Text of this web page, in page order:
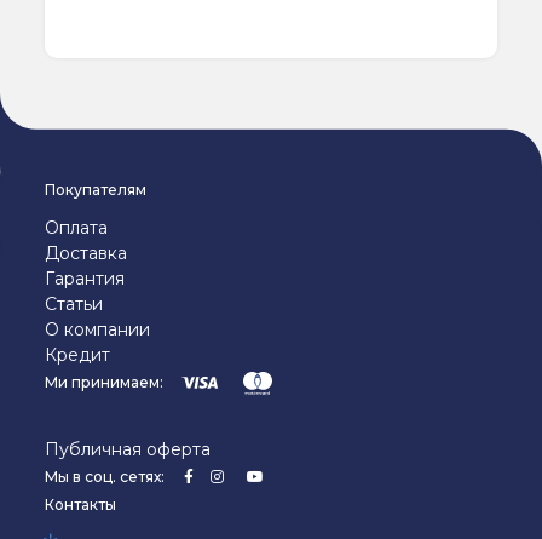
Покупателям
Оплата
Доставка
Гарантия
Статьи
О компании
Кредит
Ми принимаем:
Публичная оферта
Мы в соц. сетях:
Контакты